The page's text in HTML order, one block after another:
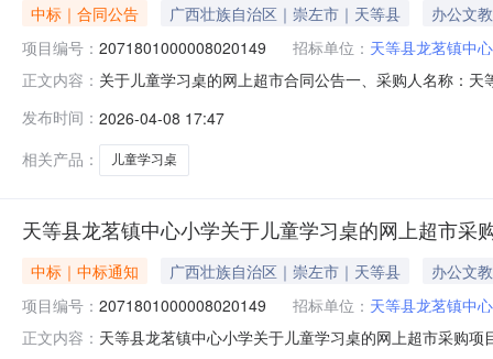
中标｜合同公告 广西壮族自治区｜崇左市｜天等县
办公文教
项目编号： 2071801000008020149 招标单位： 天等县龙茗镇中
正文内容： 关于儿童学习桌的网上超市合同公告一、采购人名称：
桌志远浩云/ZHIYUANHAOYUNZY-1106套
发布时间： 2026-04-08 17:47
相关产品：
儿童学习桌
天等县龙茗镇中心小学关于儿童学习桌的网上超市采
中标｜中标通知 广西壮族自治区｜崇左市｜天等县
办公文教
项目编号： 2071801000008020149 招标单位： 天等县龙茗镇中
正文内容： 天等县龙茗镇中心小学关于儿童学习桌的网上超市采购